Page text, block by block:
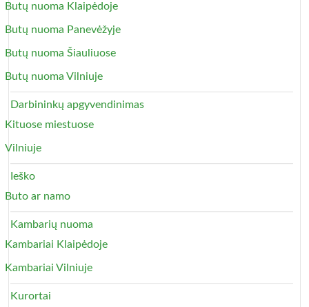
Butų nuoma Klaipėdoje
Butų nuoma Panevėžyje
Butų nuoma Šiauliuose
Butų nuoma Vilniuje
Darbininkų apgyvendinimas
Kituose miestuose
Vilniuje
Ieško
Buto ar namo
Kambarių nuoma
Kambariai Klaipėdoje
Kambariai Vilniuje
Kurortai